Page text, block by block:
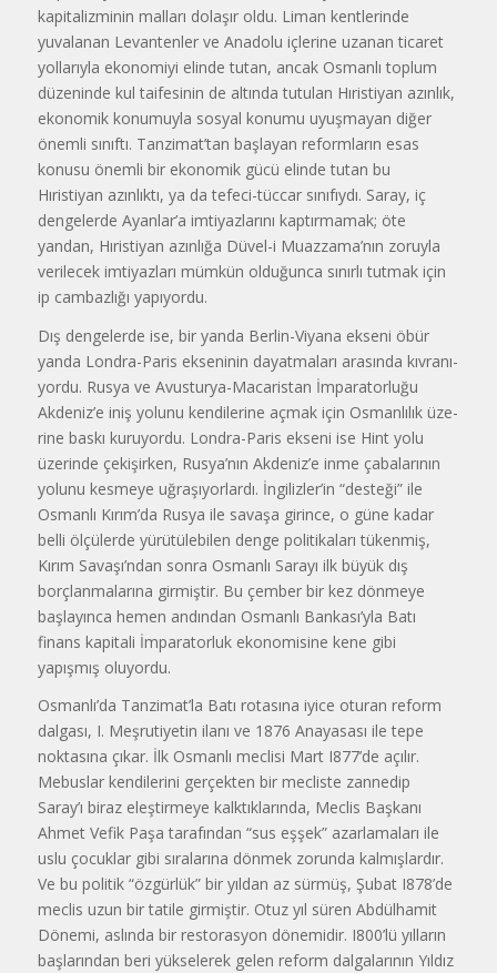
kapi­talizminin malları dolaşır oldu. Liman kentlerinde
yuvalanan Levantenler ve Anadolu içlerine uzanan ticaret
yolları­yla ekonomiyi elinde tutan, ancak Osmanlı toplum
düzeninde kul taifesinin de altında tutulan Hıristiyan azınlık,
ekonomik konumuyla sosyal konumu uyuşmayan diğer
önemli sınıftı. Tanzimat’tan başlayan reformların esas
konusu önemli bir ekonomik gücü elinde tutan bu
Hıristiyan azınlıktı, ya da tefeci-tüccar sınıfıydı. Saray, iç
denge­lerde Ayanlar’a imtiyazlarını kaptırma­mak; öte
yandan, Hıristiyan azınlığa Düvel-i Muazzama’nın zoruyla
verilecek imtiyazları mümkün olduğunca sınırlı tutmak için
ip cambazlığı yapıyordu.
Dış dengelerde ise, bir yanda Berlin-Viyana ekseni öbür
yanda Londra-Paris ekseninin dayatmaları arasında kıvranı­
yordu. Rusya ve Avusturya-Macaristan İmparatorluğu
Akdeniz’e iniş yolunu kendilerine açmak için Osmanlılık üze­
rine baskı kuruyordu. Londra-Paris ekseni ise Hint yolu
üzerinde çeki­şirken, Rusya’nın Akdeniz’e inme çabalarının
yolunu kesmeye uğraşıyor­lardı. İngilizler’in “desteği” ile
Osmanlı Kırım’da Rusya ile savaşa girince, o güne kadar
belli ölçülerde yürütülebilen denge politikaları tükenmiş,
Kırım Savaşı’ndan sonra Osmanlı Sarayı ilk büyük dış
borçlanmalarına girmiştir. Bu çember bir kez dönmeye
başlayınca hemen andından Osmanlı Bankası’yla Batı
finans kapitali İmparatorluk eko­nomisine kene gibi
yapışmış oluyordu.
Osmanlı’da Tanzimat’la Batı rotasına iyice oturan reform
dalgası, I. Meşruti­yetin ilanı ve 1876 Anayasası ile tepe
noktasına çıkar. İlk Osmanlı meclisi Mart I877’de açılır.
Mebuslar kendileri­ni gerçekten bir mecliste zannedip
Saray’ı biraz eleştirmeye kalktıklarında, Meclis Başkanı
Ahmet Vefik Paşa tarafından “sus eşşek” azarlamaları ile
uslu çocuklar gibi sıralarına dönmek zorunda kalmışlardır.
Ve bu politik “özgürlük” bir yıldan az sürmüş, Şubat I878’de
meclis uzun bir tatile girmiştir. Otuz yıl süren Abdülhamit
Dönemi, aslında bir restorasyon dönemidir. I800’lü yılların
başlarından beri yüksel­erek gelen reform dalgalarının Yıldız